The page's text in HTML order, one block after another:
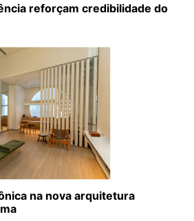
reforçam credibilidade do
na nova arquitetura